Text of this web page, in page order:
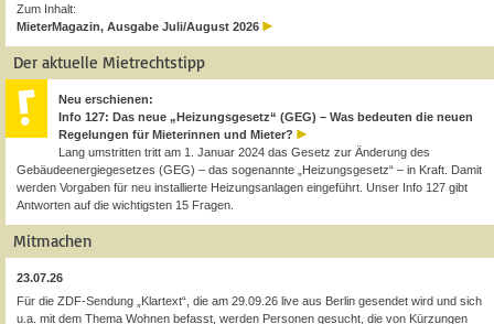
Zum Inhalt:
MieterMagazin, Ausgabe Juli/August 2026
Der aktuelle Mietrechtstipp
Neu erschienen:
Info 127: Das neue „Heizungsgesetz“ (GEG) – Was bedeuten die neuen
Regelungen für Mieterinnen und Mieter?
Lang umstritten tritt am 1. Januar 2024 das Gesetz zur Änderung des
Gebäudeenergiegesetzes (GEG) – das sogenannte „Heizungsgesetz“ – in Kraft. Damit
werden Vorgaben für neu installierte Heizungsanlagen eingeführt. Unser Info 127 gibt
Antworten auf die wichtigsten 15 Fragen.
Mitmachen
23.07.26
Für die ZDF-Sendung „Klartext“, die am 29.09.26 live aus Berlin gesendet wird und sich
u.a. mit dem Thema Wohnen befasst, werden Personen gesucht, die von Kürzungen